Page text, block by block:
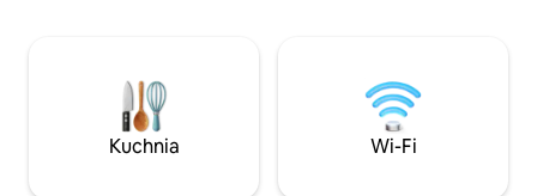
z balkonem, z którego roztacza się
piękny, panoramiczny widok.
Wyposażenie zapewnia wszelkie
wygody podczas pobytu.
Doświadcz
w każdym
miejsca. Idealny
Kuchnia Wi-Fi